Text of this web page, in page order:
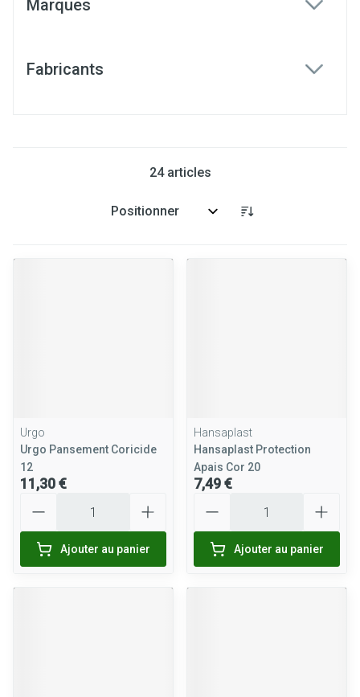
Marques
Fabricants
24articles
Trier par:
Urgo
Urgo Pansement Coricide
12
11,30 €
Ajouter au panier
Hansaplast
Hansaplast Protection
Apais Cor 20
7,49 €
Ajouter au panier